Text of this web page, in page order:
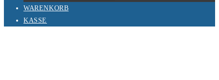
WARENKORB
KASSE